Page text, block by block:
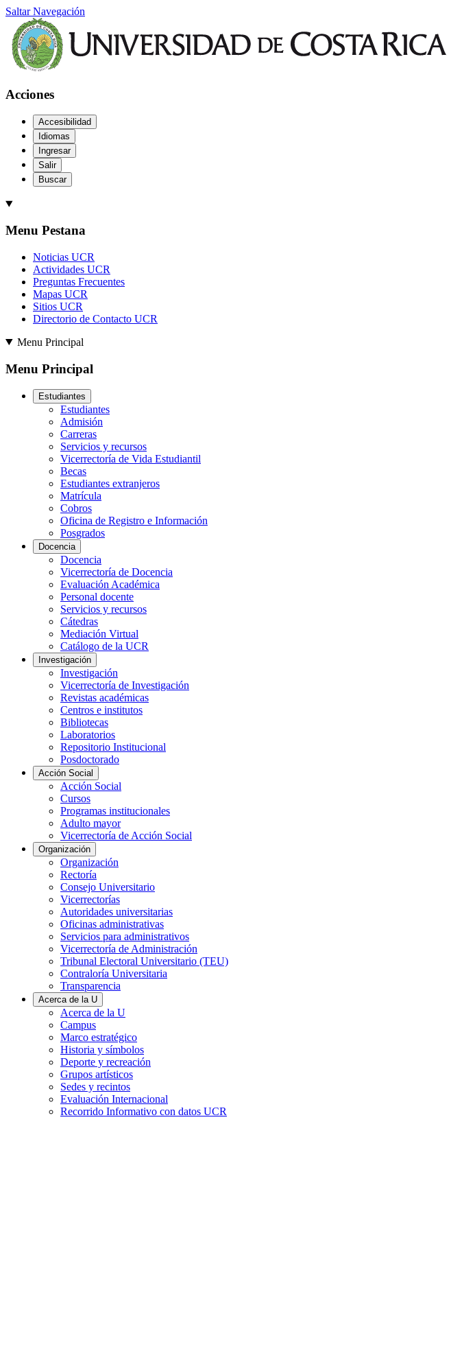
Saltar Navegación
Acciones
Accesibilidad
Idiomas
Ingresar
Salir
Buscar
Menu Pestana
Noticias UCR
Actividades UCR
Preguntas Frecuentes
Mapas UCR
Sitios UCR
Directorio de Contacto UCR
Menu Principal
Menu Principal
Estudiantes
Estudiantes
Admisión
Carreras
Servicios y recursos
Vicerrectoría de Vida Estudiantil
Becas
Estudiantes extranjeros
Matrícula
Cobros
Oficina de Registro e Información
Posgrados
Docencia
Docencia
Vicerrectoría de Docencia
Evaluación Académica
Personal docente
Servicios y recursos
Cátedras
Mediación Virtual
Catálogo de la UCR
Investigación
Investigación
Vicerrectoría de Investigación
Revistas académicas
Centros e institutos
Bibliotecas
Laboratorios
Repositorio Institucional
Posdoctorado
Acción Social
Acción Social
Cursos
Programas institucionales
Adulto mayor
Vicerrectoría de Acción Social
Organización
Organización
Rectoría
Consejo Universitario
Vicerrectorías
Autoridades universitarias
Oficinas administrativas
Servicios para administrativos
Vicerrectoría de Administración
Tribunal Electoral Universitario (TEU)
Contraloría Universitaria
Transparencia
Acerca de la U
Acerca de la U
Campus
Marco estratégico
Historia y símbolos
Deporte y recreación
Grupos artísticos
Sedes y recintos
Evaluación Internacional
Recorrido Informativo con datos UCR